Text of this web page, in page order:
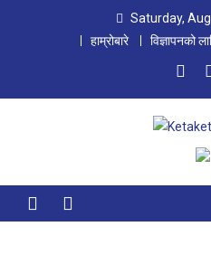
Saturday,
हाम्रोबारे
विज्ञापनको
Ketaketi Online
First Nepali Online Magazine For